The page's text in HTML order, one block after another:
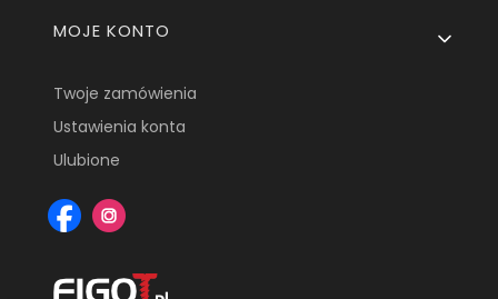
MOJE KONTO
Twoje zamówienia
Ustawienia konta
Ulubione